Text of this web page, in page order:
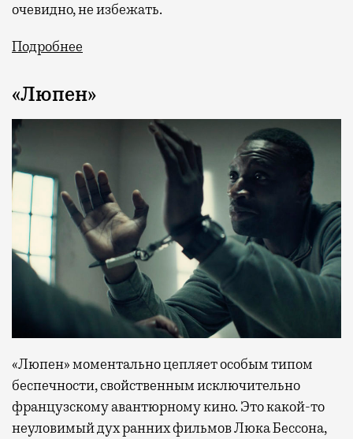
очевидно, не избежать.
Подробнее
«Люпен»
«Люпен» моментально цепляет особым типом
беспечности, свойственным исключительно
французскому авантюрному кино. Это какой-то
неуловимый дух ранних фильмов Люка Бессона,